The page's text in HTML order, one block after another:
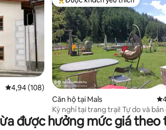
Xếp hạng trung bình 4,94/5, 108 đánh giá
4,94 (108)
Được khách yêu thích nhất
Căn hộ tại Mals
Kỳ nghỉ tại trang trại! Tự do và
thuần khiết!
được hưởng mức giá theo